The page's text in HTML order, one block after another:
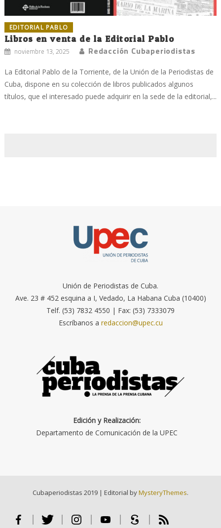
EDITORIAL PABLO
Libros en venta de la Editorial Pablo
noviembre 13, 2025 Redacción Cubaperiodistas
La Editorial Pablo de la Torriente, de la Unión de la Periodistas de
Cuba, dispone en su colección de libros publicados algunos
títulos, que el interesado puede adquirir en la sede de la editorial,...
Unión de Periodistas de Cuba.
Ave. 23 # 452 esquina a I, Vedado, La Habana Cuba (10400)
Telf. (53) 7832 4550 | Fax: (53) 7333079
Escríbanos a redaccion@upec.cu
Edición y Realización:
Departamento de Comunicación de la UPEC
Cubaperiodistas 2019 | Editorial byMysteryThemes.